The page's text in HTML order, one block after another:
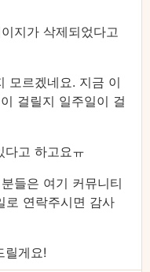
지가 삭제되었다고
모르겠네요. 지금 이
걸릴지 일주일이 걸
다고 하고요ㅠ
들은 여기 커뮤니티
로 연락주시면 감사
릴게요!